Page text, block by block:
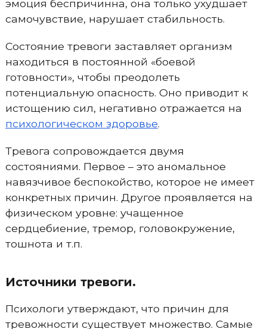
эмоция беспричинна, она только ухудшает
самочувствие, нарушает стабильность.
Состояние тревоги заставляет организм
находиться в постоянной «боевой
готовности», чтобы преодолеть
потенциальную опасность. Оно приводит к
истощению сил, негативно отражается на
психологическом здоровье.
Тревога сопровождается двумя
состояниями. Первое – это аномальное
навязчивое беспокойство, которое не имеет
конкретных причин. Другое проявляется на
физическом уровне: учащенное
сердцебиение, тремор, головокружение,
тошнота и т.п.
Источники тревоги.
Психологи утверждают, что причин для
тревожности существует множество. Самые